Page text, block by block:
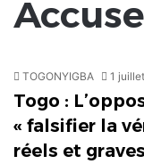
Accuse
TOGONYIGBA 1
Togo :
« falsifier la
réels et